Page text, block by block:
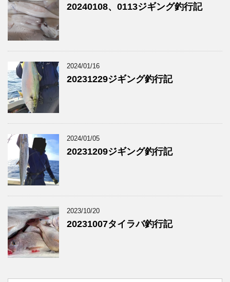
20240108、0113ジギング釣行記
2024/01/16
20231229ジギング釣行記
2024/01/05
20231209ジギング釣行記
2023/10/20
20231007タイラバ釣行記